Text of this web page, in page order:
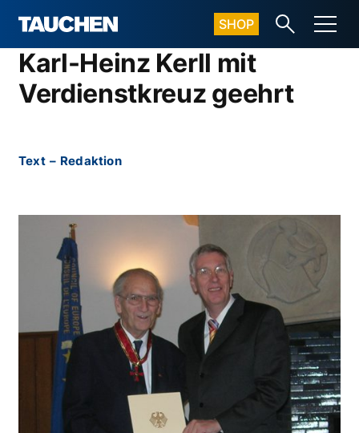
SHOP
Karl-Heinz Kerll mit
Verdienstkreuz geehrt
Text – Redaktion